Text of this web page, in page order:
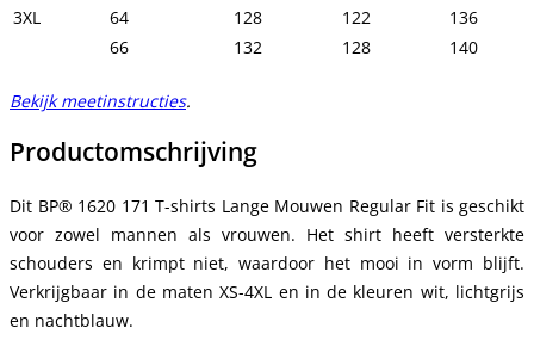
3XL
64 128 122
136
66
132 128 140
Bekijk meetinstructies.
Productomschrijving
Dit BP® 1620 171 T-shirts Lange Mouwen Regular Fit is geschikt
voor zowel mannen als vrouwen. Het shirt heeft versterkte
schouders en krimpt niet, waardoor het mooi in vorm blijft.
Verkrijgbaar in de maten XS-4XL en in de kleuren wit, lichtgrijs
en nachtblauw.